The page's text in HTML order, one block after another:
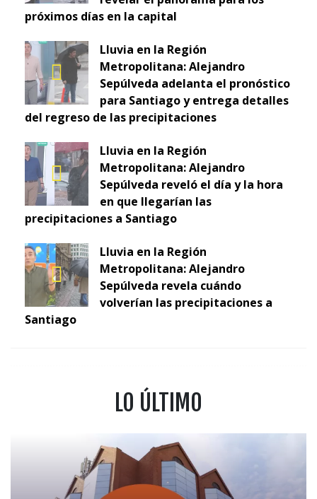
próximos días en la capital
Lluvia en la Región
Metropolitana: Alejandro
Sepúlveda adelanta el pronóstico
para Santiago y entrega detalles
del regreso de las precipitaciones
Lluvia en la Región
Metropolitana: Alejandro
Sepúlveda reveló el día y la hora
en que llegarían las
precipitaciones a Santiago
Lluvia en la Región
Metropolitana: Alejandro
Sepúlveda revela cuándo
volverían las precipitaciones a
Santiago
LO ÚLTIMO